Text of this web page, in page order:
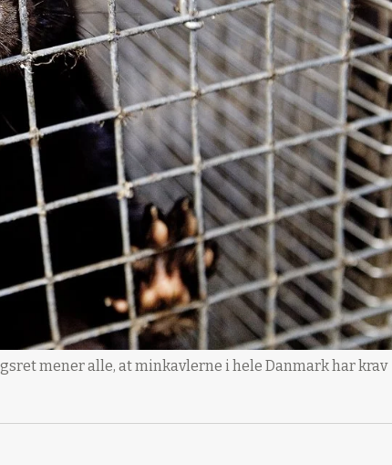
mener alle, at minkavlerne i hele Danmark har krav